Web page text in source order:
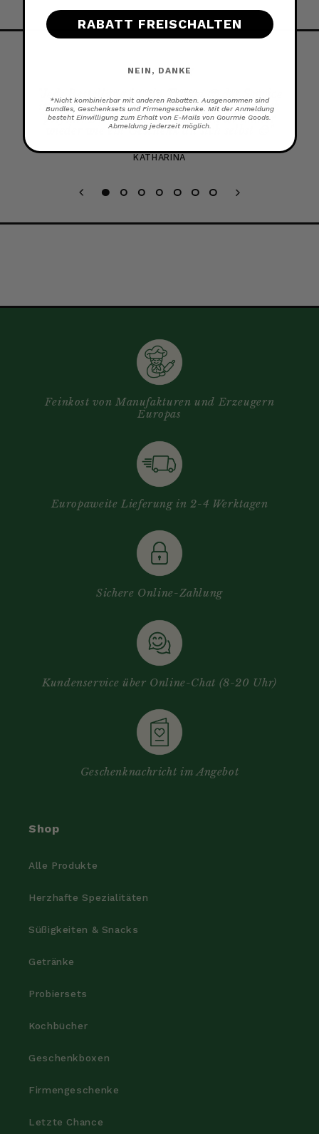
Jede Bestellung ist ein Traum 🥹 der Service
ist fantastisch und die Produkte sind einfach
perfekt! Die Pakete auszupacken ist immer
wieder wie ein Geschenk an sich selbst 😊
KATHARINA
Feinkost von Manufakturen und Erzeugern
Europas
Europaweite Lieferung in 2-4 Werktagen
Sichere Online-Zahlung
Kundenservice über Online-Chat (8-20 Uhr)
Geschenknachricht im Angebot
Shop
Alle Produkte
Herzhafte Spezialitäten
Süßigkeiten & Snacks
Getränke
Probiersets
Kochbücher
Geschenkboxen
Firmengeschenke
Letzte Chance
RABATT FREISCHALTEN
NEIN, DANKE
*Nicht kombinierbar mit anderen Rabatten. Ausgenommen sind
Bundles, Geschenksets und Firmengeschenke. Mit der Anmeldung
besteht Einwilligung zum Erhalt von E-Mails von Gourmie Goods.
Abmeldung jederzeit möglich.